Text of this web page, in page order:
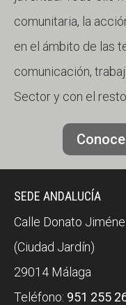
comunitaria, la
en el ámbito de las
comunicación,
Sector y con el
SEDE ANDALUCÍA
Calle Donato
(Ciudad Jardín)
29014 Málaga
Teléfono: 951 255